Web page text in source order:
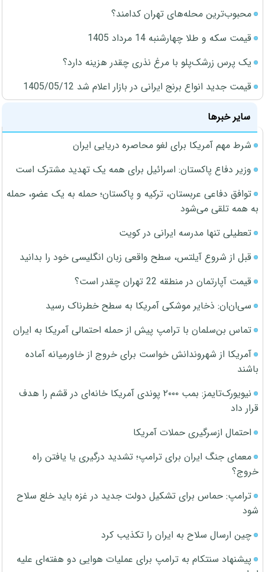
محبوب‌ترین محله‌های تهران کدامند؟
قیمت سکه و طلا چهارشنبه 14 مرداد 1405
یک پرس زرشک‌پلو با مرغ نذری چقدر هزینه دارد؟
قیمت جدید انواع برنج ایرانی در بازار اعلام شد 1405/05/12
سایر خبرها
شرط مهم آمریکا برای لغو محاصره دریایی ایران
وزیر دفاع پاکستان: اسرائیل برای همه یک تهدید مشترک است
توافق دفاعی عربستان، ترکیه و پاکستان؛ حمله به یک عضو، حمله
به همه تلقی می‌شود
تعطیلی تنها مدرسه ایرانی در کویت
قبل از شروع آیلتس، سطح واقعی زبان انگلیسی خود را بدانید
قیمت آپارتمان در منطقه 22 تهران چقدر است؟
سی‌ان‌ان: ذخایر موشکی آمریکا به سطح خطرناک رسید
تماس بن‌سلمان با ترامپ پیش از حمله احتمالی آمریکا به ایران
آمریکا از شهروندانش خواست برای خروج از خاورمیانه آماده
باشند
نیویورک‌تایمز: بمب ۲۰۰۰ پوندی آمریکا خانه‌ای در قشم را هدف
قرار داد
احتمال ازسرگیری حملات آمریکا
معمای جنگ ایران برای ترامپ؛ تشدید درگیری یا یافتن راه
خروج؟
ترامپ: حماس برای تشکیل دولت جدید در غزه باید خلع سلاح
شود
چین ارسال سلاح به ایران را تکذیب کرد
پیشنهاد سنتکام به ترامپ برای عملیات هوایی دو هفته‌ای علیه